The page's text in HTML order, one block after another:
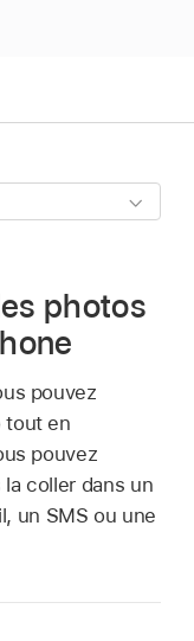
photos
pouvez
tout en
pouvez
coller dans un
un SMS ou une